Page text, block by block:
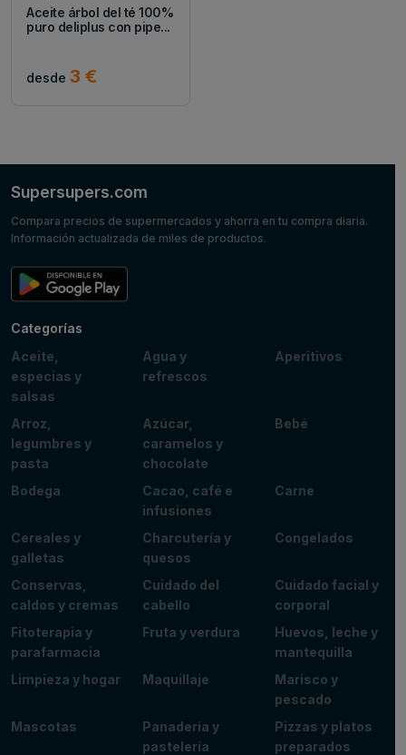
Aceite árbol del té 100%
puro deliplus con pipe...
desde 3 €
Supersupers.com
Compara precios de supermercados y ahorra en tu compra diaria.
Información actualizada de miles de productos.
Categorías
Aceite,
especias y
salsas
Agua y
refrescos
Aperitivos
Arroz,
legumbres y
pasta
Azúcar,
caramelos y
chocolate
Bebé
Bodega
Cacao, café e
infusiones
Carne
Cereales y
galletas
Charcutería y
quesos
Congelados
Conservas,
caldos y cremas
Cuidado del
cabello
Cuidado facial y
corporal
Fitoterapia y
parafarmacia
Fruta y verdura
Huevos, leche y
mantequilla
Limpieza y hogar
Maquillaje
Marisco y
pescado
Mascotas
Panadería y
pastelería
Pizzas y platos
preparados